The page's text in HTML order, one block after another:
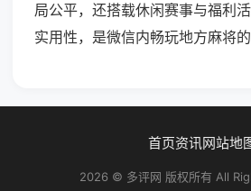
局公平，还搭载休闲赛事与福利
实用性，是微信内畅玩地方麻将的
首页资讯网站地
2026 © 多评网 版权所有 All